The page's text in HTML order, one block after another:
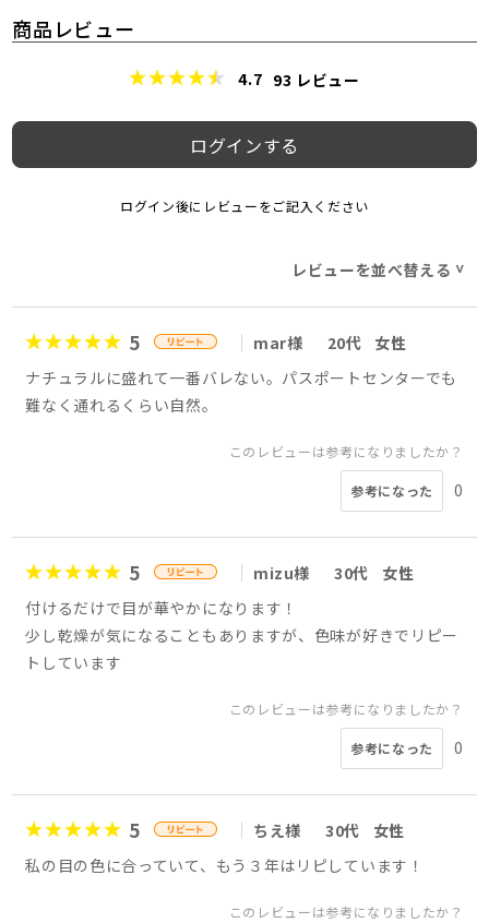
商品レビュー
4.7 93 レビュー
ログインする
ログイン後にレビューをご記入ください
レビューを並べ替える>
5 mar様 20代
女性
ナチュラルに盛れて一番バレない。パスポートセンターでも
難なく通れるくらい自然。
このレビューは参考になりましたか？
参考になった 0
5 mizu様 30代
女性
付けるだけで目が華やかになります！
少し乾燥が気になることもありますが、色味が好きでリピー
トしています
このレビューは参考になりましたか？
参考になった 0
5 ちえ様 30代
女性
私の目の色に合っていて、もう３年はリピしています！
このレビューは参考になりましたか？